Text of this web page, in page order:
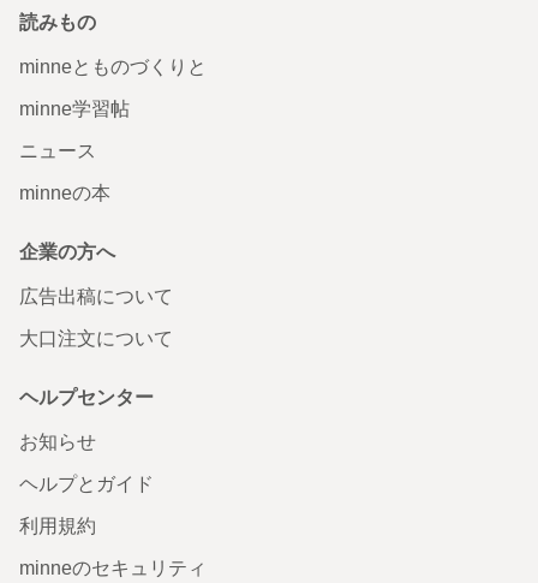
読みもの
minneとものづくりと
minne学習帖
ニュース
minneの本
企業の方へ
広告出稿について
大口注文について
ヘルプセンター
お知らせ
ヘルプとガイド
利用規約
minneのセキュリティ